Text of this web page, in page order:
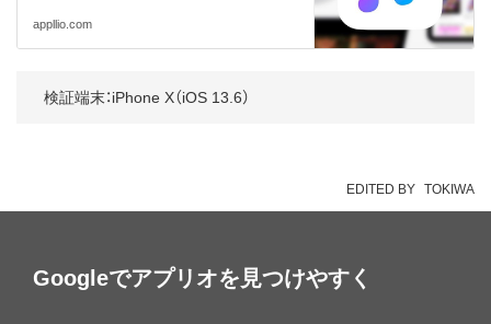
appllio.com
検証端末：iPhone X（iOS 13.6）
EDITED BY TOKIWA
Googleでアプリオを見つけやすく